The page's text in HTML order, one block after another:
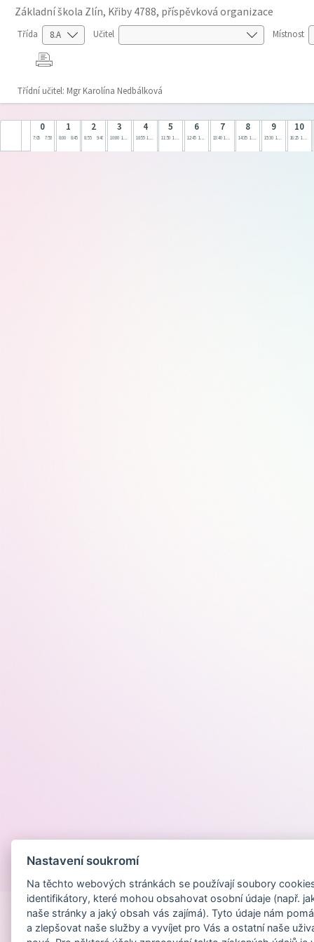
Základní škola Zlín, Křiby 4788, příspěvková organizace
Třída Učitel Místnost
Třídní učitel: Mgr Karolína Nedbálková
0
7:05 7:50
1
8:00 8:45
2
8:55 9:40
3
10:00 10:45
4
10:55 11:40
5
11:50 12:35
6
12:45 13:30
7
13:40 14:25
8
14:35 15:20
9
15:30 16:15
10
16:25 17:10
Nastavení soukromí
Na těchto webových stránkách se používají soubory
identifikátory, které mohou obsahovat osobní údaje (např.
naše stránky a jaký obsah vás zajímá). Tyto údaje nám
a zlepšovat naše služby a vyvíjet pro Vás a ostatní naše